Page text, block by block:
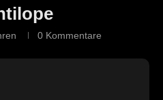
0 Kommentare